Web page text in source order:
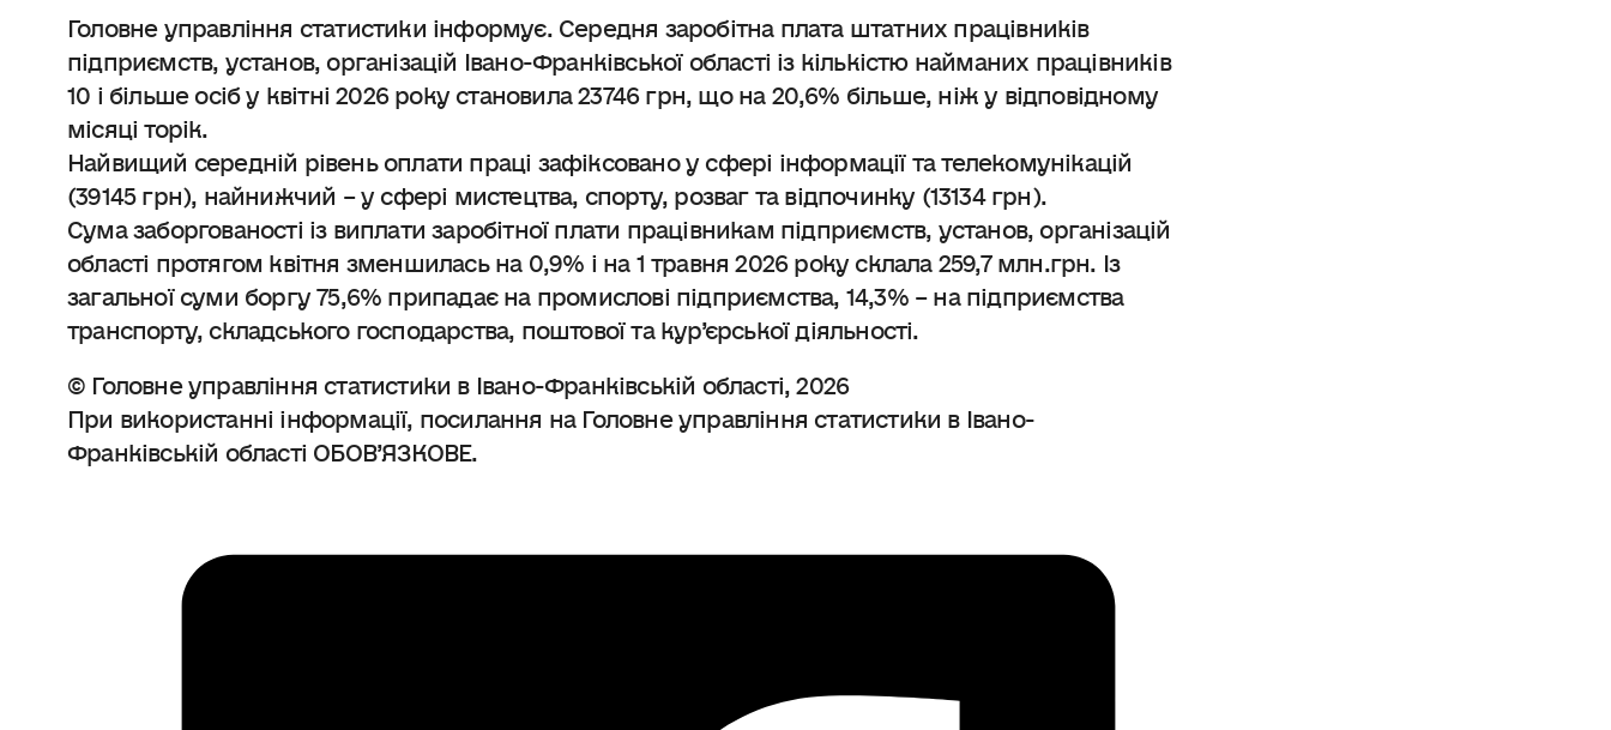
Головне управління статистики інформує. Середня заробітна плата штатних працівників
підприємств, установ, організацій Івано-Франківської області із кількістю найманих працівників
10 і більше осіб у квітні 2026 року становила 23746 грн, що на 20,6% більше, ніж у відповідному
місяці торік.
Найвищий середній рівень оплати праці зафіксовано у сфері інформації та телекомунікацій
(39145 грн), найнижчий – у сфері мистецтва, спорту, розваг та відпочинку (13134 грн).
Сума заборгованості із виплати заробітної плати працівникам підприємств, установ, організацій
області протягом квітня зменшилась на 0,9% і на 1 травня 2026 року склала 259,7 млн.грн. Із
загальної суми боргу 75,6% припадає на промислові підприємства, 14,3% – на підприємства
транспорту, складського господарства, поштової та кур’єрської діяльності.
© Головне управління статистики в Івано-Франківській області, 2026
При використанні інформації, посилання на Головне управління статистики в Івано-
Франківській області ОБОВ’ЯЗКОВЕ.